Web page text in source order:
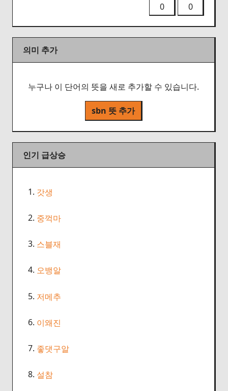
0 0
의미 추가
누구나 이 단어의 뜻을 새로 추가할 수 있습니다.
sbn 뜻 추가
인기 급상승
1. 갓생
2. 중꺽마
3. 스블재
4. 오뱅알
5. 저메추
6. 이왜진
7. 좋댓구알
8. 설참